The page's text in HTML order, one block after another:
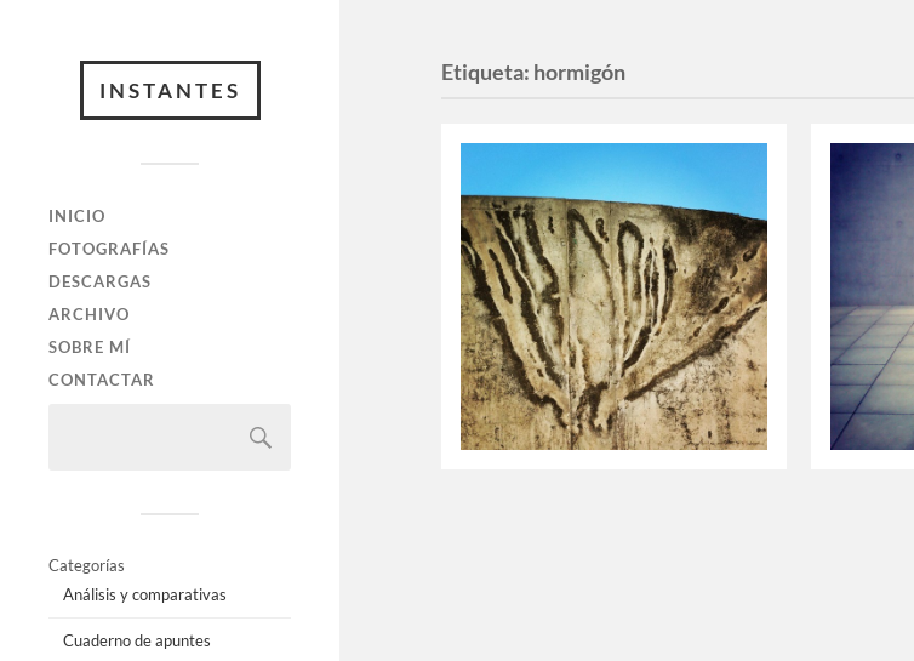
INSTANTES
INICIO
FOTOGRAFÍAS
DESCARGAS
ARCHIVO
SOBRE MÍ
CONTACTAR
Categorías
Análisis y comparativas
Cuaderno de apuntes
Etiqueta: hormigón